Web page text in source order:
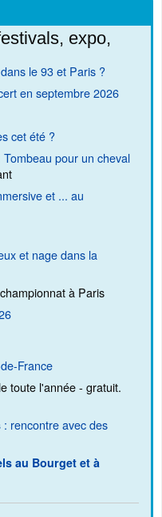
expo,
le 93 et Paris ?
en septembre 2026
cet été ?
pour un cheval
et ... au
et nage dans la
à Paris
France
toute l'année - gratuit.
: rencontre avec des
au Bourget et à